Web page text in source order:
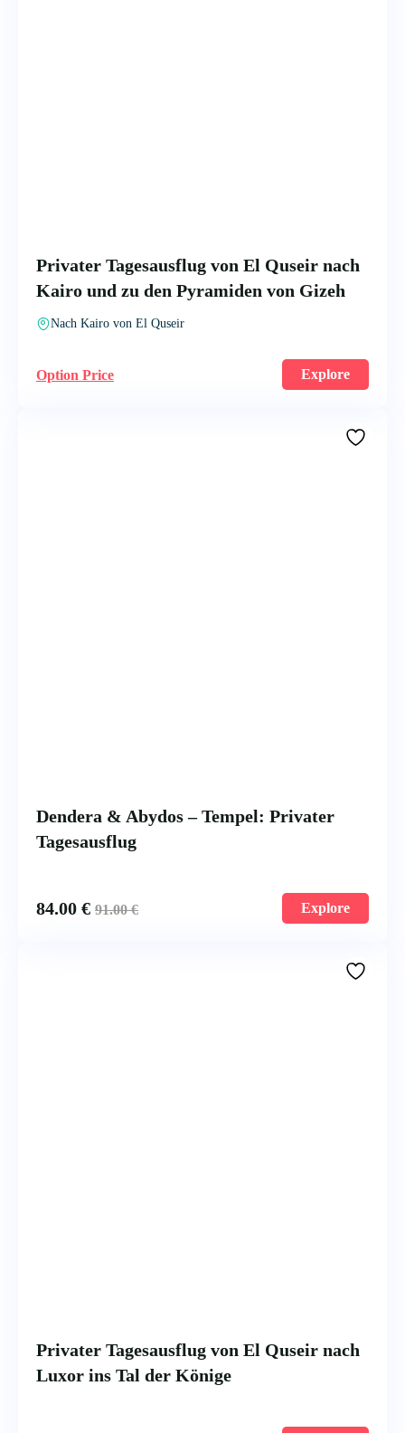
Privater Tagesausflug von El Quseir nach
Kairo und zu den Pyramiden von Gizeh
Nach Kairo von El Quseir
Option Price Explore
Dendera & Abydos – Tempel: Privater
Tagesausflug
84.00 € 91.00€ Explore
Privater Tagesausflug von El Quseir nach
Luxor ins Tal der Könige